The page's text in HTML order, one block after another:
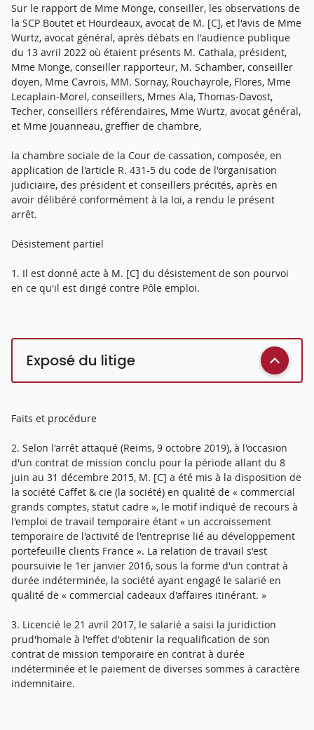
Sur le rapport de Mme Monge, conseiller, les observations de
la SCP Boutet et Hourdeaux, avocat de M. [C], et l'avis de Mme
Wurtz, avocat général, après débats en l'audience publique
du 13 avril 2022 où étaient présents M. Cathala, président,
Mme Monge, conseiller rapporteur, M. Schamber, conseiller
doyen, Mme Cavrois, MM. Sornay, Rouchayrole, Flores, Mme
Lecaplain-Morel, conseillers, Mmes Ala, Thomas-Davost,
Techer, conseillers référendaires, Mme Wurtz, avocat général,
et Mme Jouanneau, greffier de chambre,
la chambre sociale de la Cour de cassation, composée, en
application de l'article R. 431-5 du code de l'organisation
judiciaire, des président et conseillers précités, après en
avoir délibéré conformément à la loi, a rendu le présent
arrêt.
Désistement partiel
1. Il est donné acte à M. [C] du désistement de son pourvoi
en ce qu'il est dirigé contre Pôle emploi.
Exposé du litige
Faits et procédure
2. Selon l'arrêt attaqué (Reims, 9 octobre 2019), à l'occasion
d'un contrat de mission conclu pour la période allant du 8
juin au 31 décembre 2015, M. [C] a été mis à la disposition de
la société Caffet & cie (la société) en qualité de « commercial
grands comptes, statut cadre », le motif indiqué de recours à
l'emploi de travail temporaire étant « un accroissement
temporaire de l'activité de l'entreprise lié au développement
portefeuille clients France ». La relation de travail s'est
poursuivie le 1er janvier 2016, sous la forme d'un contrat à
durée indéterminée, la société ayant engagé le salarié en
qualité de « commercial cadeaux d'affaires itinérant. »
3. Licencié le 21 avril 2017, le salarié a saisi la juridiction
prud'homale à l'effet d'obtenir la requalification de son
contrat de mission temporaire en contrat à durée
indéterminée et le paiement de diverses sommes à caractère
indemnitaire.